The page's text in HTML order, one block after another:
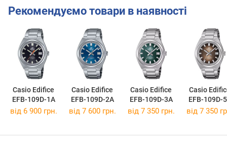
Рекомендуємо товари в наявності
Casio Edifice
EFB-109D-1A
Casio Edifice
EFB-109D-2A
Casio Edifice
EFB-109D-3A
Casio
EFB-109D-
від 6 900 грн. від 7 600 грн. від 7 350 грн. від 7 350